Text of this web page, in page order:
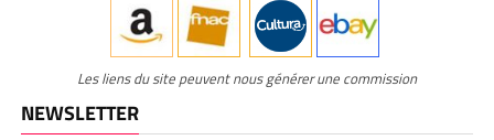
Les liens du site peuvent nous générer une commission
NEWSLETTER